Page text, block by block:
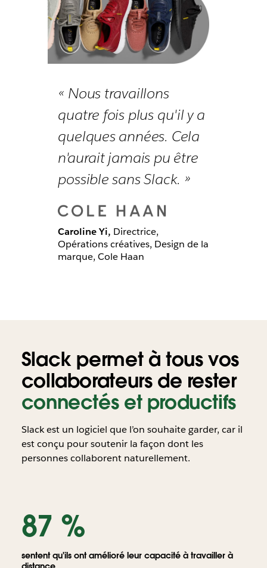
« Nous travaillons
quatre fois plus qu'il y a
quelques années. Cela
n'aurait jamais pu être
possible sans Slack. »
Caroline Yi, Directrice,
Opérations créatives, Design de la
marque, Cole Haan
Slack permet à tous vos
collaborateurs de rester
connectés et productifs
Slack est un logiciel que l’on souhaite garder, car il
est conçu pour soutenir la façon dont les
personnes collaborent naturellement.
avec
des
personnes
s’envoyant
des
87 %
sentent qu'ils ont amélioré leur capacité à travailler à